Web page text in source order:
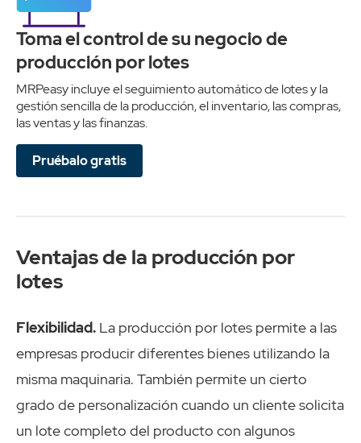
Toma el control de su negocio de
producción por lotes
MRPeasy incluye el seguimiento automático de lotes y la
gestión sencilla de la producción, el inventario, las compras,
las ventas y las finanzas.
Pruébalo gratis
Ventajas de la producción por
lotes
Flexibilidad. La producción por lotes permite a las
empresas producir diferentes bienes utilizando la
misma maquinaria. También permite un cierto
grado de personalización cuando un cliente solicita
un lote completo del producto con algunos